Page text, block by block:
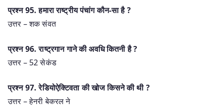
प्रश्‍न 95. हमारा राष्ट्रीय पंचांग कौन-सा है ?
उत्तर – शक संवत
प्रश्‍न 96. राष्ट्रगान गाने की अवधि कितनी है ?
उत्तर – 52 सेकंड
प्रश्‍न 97. रेडियोऐक्टिवता की खोज किसने की थी ?
उत्तर – हेनरी बेकरल ने